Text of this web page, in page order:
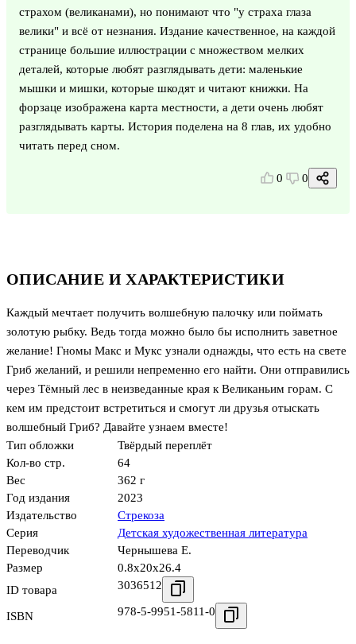
ОПИСАНИЕ И ХАРАКТЕРИСТИКИ
Каждый мечтает получить волшебную палочку или поймать
золотую рыбку. Ведь тогда можно было бы исполнить заветное
желание! Гномы Макс и Мукс узнали однажды, что есть на свете
Гриб желаний, и решили непременно его найти. Они отправились
через Тёмный лес в неизведанные края к Великаньим горам. С
кем им предстоит встретиться и смогут ли друзья отыскать
волшебный Гриб? Давайте узнаем вместе!
Тип обложки
Твёрдый переплёт
Кол-во стр.
64
Вес
362 г
Год издания
2023
Издательство
Стрекоза
Серия
Детская художественная литература
Переводчик
Чернышева Е.
Размер
0.8x20x26.4
ID товара
3036512
ISBN 978-5-9951-5811-0
страхом (великанами), но понимают что "у страха глаза
велики" и всё от незнания. Издание качественное, на каждой
странице большие иллюстрации с множеством мелких
деталей, которые любят разглядывать дети: маленькие
мышки и мишки, которые шкодят и читают книжки. На
форзаце изображена карта местности, а дети очень любят
разглядывать карты. История поделена на 8 глав, их удобно
читать перед сном.
0 0